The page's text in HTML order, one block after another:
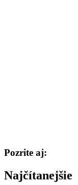
Pozrite aj:
Najčítanejšie